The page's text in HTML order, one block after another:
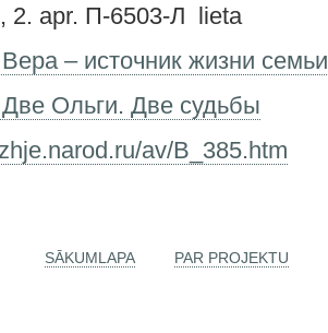
2. apr. П-6503-Л lieta
– источник жизни
Ольги. Две судьбы
av/B_385.htm
SĀKUMLAPA PAR PROJEKTU